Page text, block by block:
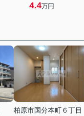
4.4万円
柏原市国分本町６丁目